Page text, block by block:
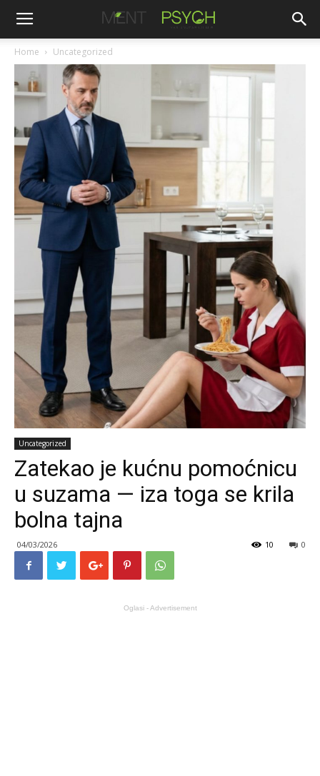
Home Uncategorized
Uncategorized
Zatekao je kućnu pomoćnicu
u suzama — iza toga se krila
bolna tajna
04/03/2026 0
10
Oglasi - Advertisement